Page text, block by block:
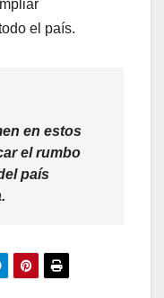
el país.
en estos
el rumbo
país